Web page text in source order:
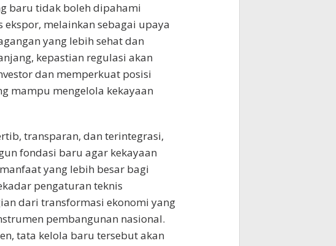
baru tidak boleh dipahami
melainkan sebagai upaya
yang lebih sehat dan
kepastian regulasi akan
dan memperkuat posisi
mampu mengelola kekayaan
transparan, dan terintegrasi,
fondasi baru agar kekayaan
yang lebih besar bagi
pengaturan teknis
dari transformasi ekonomi yang
pembangunan nasional.
tata kelola baru tersebut akan